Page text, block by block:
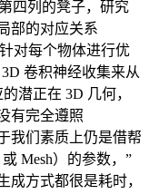
四列的凳子，研究
部的对应关系
针对每个物体进行优
卷积神经收集来从
潜正在 3D 几何，
有完全遵照
我们素质上仍是借帮
Mesh）的参数，”
成方式都很是耗时，